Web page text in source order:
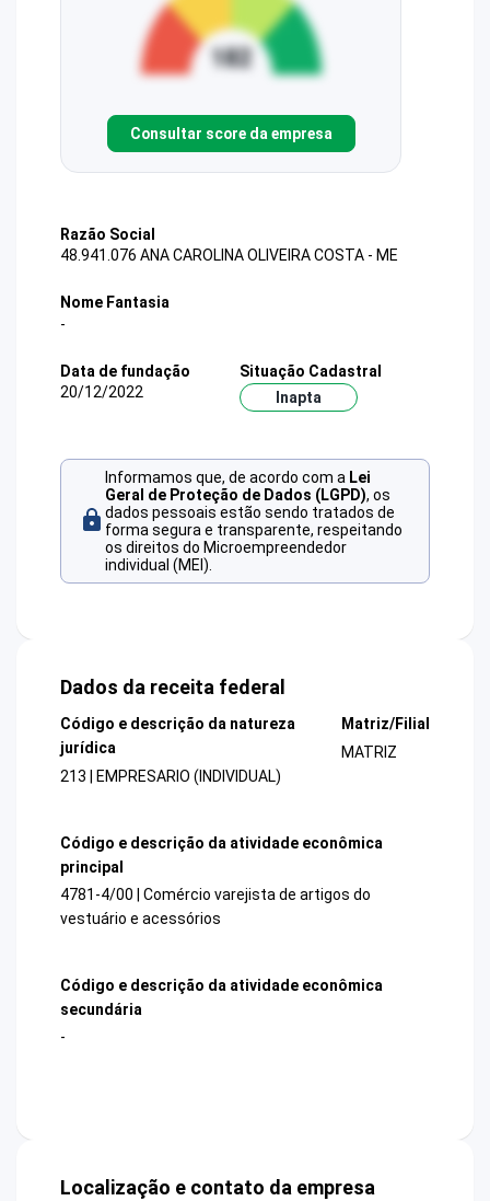
Consultar score da empresa
Razão Social
48.941.076 ANA CAROLINA OLIVEIRA COSTA - ME
Nome Fantasia
-
Data de fundação
20/12/2022
Situação Cadastral
Inapta
Informamos que, de acordo com a Lei
Geral de Proteção de Dados (LGPD), os
dados pessoais estão sendo tratados de
forma segura e transparente, respeitando
os direitos do Microempreendedor
individual (MEI).
Dados da receita federal
Código e descrição da natureza
jurídica
213 | EMPRESARIO (INDIVIDUAL)
Matriz/Filial
MATRIZ
Código e descrição da atividade econômica
principal
4781-4/00 | Comércio varejista de artigos do
vestuário e acessórios
Código e descrição da atividade econômica
secundária
-
Localização e contato da empresa